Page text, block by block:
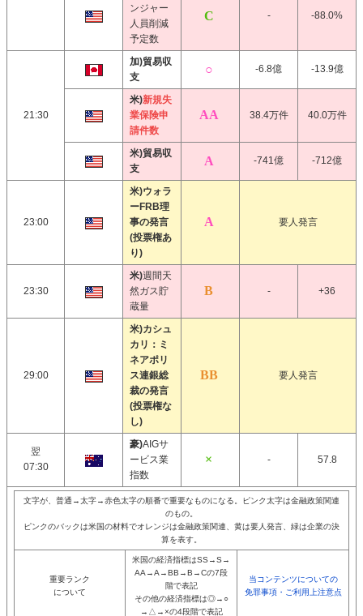
ンジャー
人員削減
予定数
- -88.0%
21:30
加)貿易収
支
-6.8億 -13.9億
米)新規失
業保険申
請件数
38.4万件 40.0万件
米)貿易収
支
-741億 -712億
23:00
米)ウォラ
ーFRB理
事の発言
(投票権あ
り)
要人発言
23:30
米)週間天
然ガス貯
蔵量
- +36
29:00
米)カシュ
カリ：ミ
ネアポリ
ス連銀総
裁の発言
(投票権な
し)
要人発言
翌
07:30
豪)AIGサ
ービス業
指数
- 57.8
文字が、普通→太字→赤色太字の順番で重要なものになる。ピンク太字は金融政策関連
のもの。
ピンクのバックは米国の材料でオレンジは金融政策関連、黄は要人発言、緑は企業の決
算を表す。
重要ランク
について
米国の経済指標はSS→S→
AA→A→BB→B→Cの7段
階で表記
その他の経済指標は◎→○
→△→×の4段階で表記
当コンテンツについての
免罪事項・ご利用上注意点